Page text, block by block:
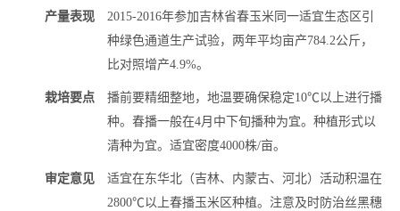
产量表现
2015-2016年参加吉林省春玉米同一适宜生态区引
种绿色通道生产试验，两年平均亩产784.2公斤，
比对照增产4.9%。
栽培要点
播前要精细整地，地温要确保稳定10℃以上进行播
种。春播一般在4月中下旬播种为宜。种植形式以
清种为宜。适宜密度4000株/亩。
审定意见 适宜在东华北（吉林、内蒙古、河北）活动积温在
2800℃以上春播玉米区种植。注意及时防治丝黑穗